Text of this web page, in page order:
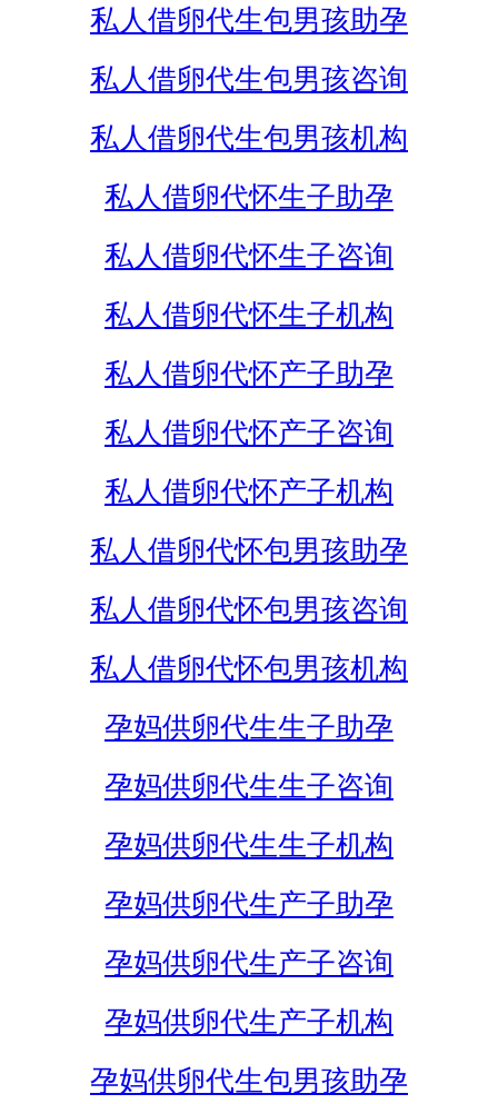
私人借卵代生包男孩助孕
私人借卵代生包男孩咨询
私人借卵代生包男孩机构
私人借卵代怀生子助孕
私人借卵代怀生子咨询
私人借卵代怀生子机构
私人借卵代怀产子助孕
私人借卵代怀产子咨询
私人借卵代怀产子机构
私人借卵代怀包男孩助孕
私人借卵代怀包男孩咨询
私人借卵代怀包男孩机构
孕妈供卵代生生子助孕
孕妈供卵代生生子咨询
孕妈供卵代生生子机构
孕妈供卵代生产子助孕
孕妈供卵代生产子咨询
孕妈供卵代生产子机构
孕妈供卵代生包男孩助孕